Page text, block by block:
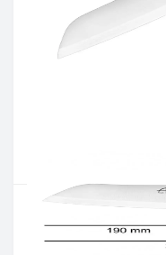
166600
Наявність:Є в наявності